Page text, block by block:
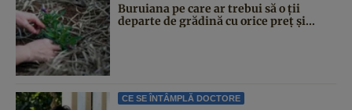
Buruiana pe care ar trebui să o ții
departe de grădină cu orice preț și...
CE SE ÎNTÂMPLĂ DOCTORE